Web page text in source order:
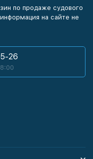
по продаже судового
на сайте не
26